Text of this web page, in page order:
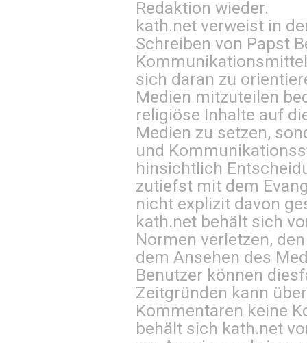
Redaktion wieder.
kath.net verweist in
Schreiben von Papst
sich daran zu
Medien mitzuteilen
religiöse Inhalte auf
Medien zu setzen,
und
hinsichtlich
zutiefst mit dem
nicht explizit davon
kath.net behält sich
Normen verletzen,
dem Ansehen des
Benutzer können
Zeitgründen kann
Kommentaren keine
behält sich kath.net